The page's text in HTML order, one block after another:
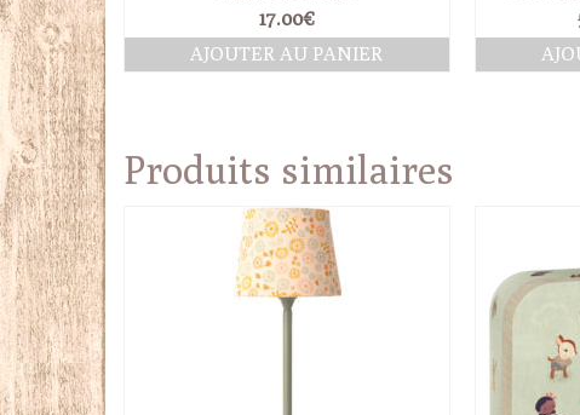
17.00€
AJOUTER AU PANIER
Produits similaires